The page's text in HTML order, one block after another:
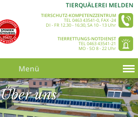
TIERQUÄLEREI MELDEN
TIERSCHUTZ-KOMPETENZZENTRUM
TEL 0463 43541-0, FAX -24
DI - FR 12.30 - 16:30, SA 10 - 13 Uhr
TIERRETTUNGS-NOTDIENST
TEL 0463 43541-21
MO - SO 8 - 22 Uhr
Menü
Über uns